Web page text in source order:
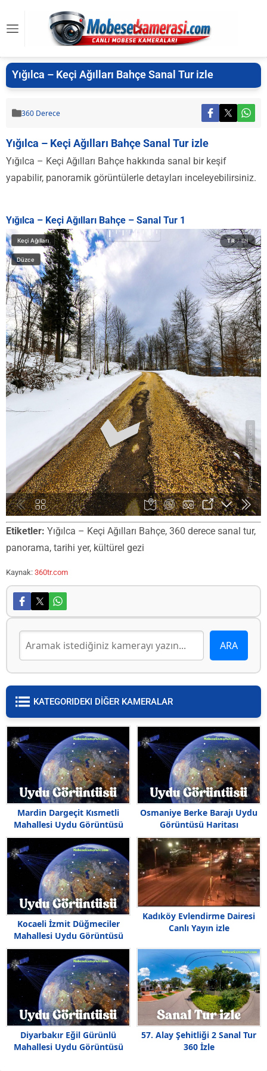
Yığılca – Keçi Ağılları Bahçe Sanal Tur izle
360 Derece
Yığılca – Keçi Ağılları Bahçe Sanal Tur izle
Yığılca – Keçi Ağılları Bahçe hakkında sanal bir keşif
yapabilir, panoramik görüntülerle detayları inceleyebilirsiniz.
Yığılca – Keçi Ağılları Bahçe – Sanal Tur 1
Etiketler: Yığılca – Keçi Ağılları Bahçe, 360 derece sanal tur,
panorama, tarihi yer, kültürel gezi
Kaynak: 360tr.com
KATEGORIDEKI DİĞER KAMERALAR
Mardin Dargeçit Kısmetli
Mahallesi Uydu Görüntüsü
Haritası
Osmaniye Berke Barajı Uydu
Görüntüsü Haritası
Kocaeli İzmit Düğmeciler
Mahallesi Uydu Görüntüsü
Kadıköy Evlendirme Dairesi
Canlı Yayın izle
Diyarbakır Eğil Gürünlü
Mahallesi Uydu Görüntüsü
57. Alay Şehitliği 2 Sanal Tur
360 İzle